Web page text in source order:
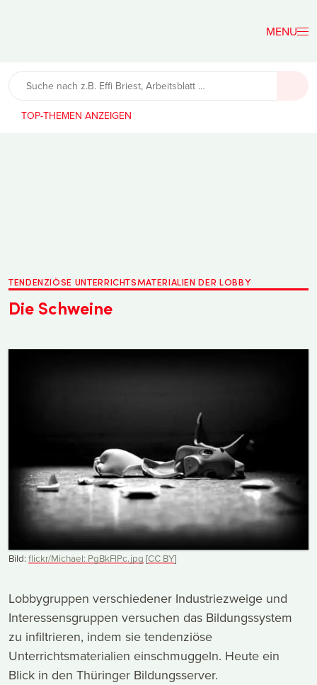
Lehrerfreund
TOP-THEMEN
TENDENZIÖSE UNTERRICHTSMATERIALIEN DER LOBBY
Die Schweine
Bild:flickr/Michael: PgBkFlPc.jpg [CC BY]
Lobbygruppen verschiedener Industriezweige und
Interessensgruppen versuchen das Bildungssystem
zu infiltrieren, indem sie tendenziöse
Unterrichtsmaterialien einschmuggeln. Heute ein
Blick in den Thüringer Bildungsserver.